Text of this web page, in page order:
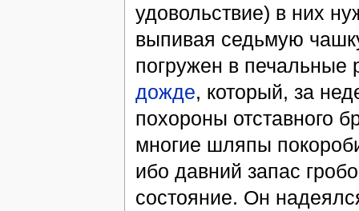
удовольствие) в них
выпивая седьмую
погружен в
дожде, который, за
похороны отставного
многие шляпы
ибо давний запас
состояние. Он